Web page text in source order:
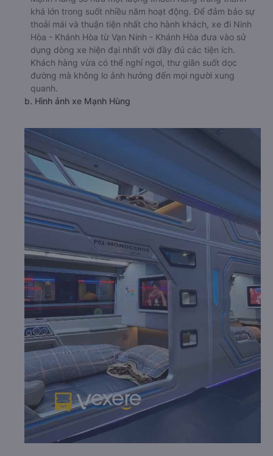
khá lớn trong suốt nhiều năm hoạt động. Để đảm bảo sự
thoải mái và thuận tiện nhất cho hành khách, xe đi Ninh
Hòa - Khánh Hòa từ Vạn Ninh - Khánh Hòa đưa vào sử
dụng dòng xe hiện đại nhất với đầy đủ các tiện ích.
Khách hàng vừa có thể nghỉ ngơi, thư giãn suốt dọc
đường mà không lo ảnh hưởng đến mọi người xung
quanh.
b. Hình ảnh xe Mạnh Hùng